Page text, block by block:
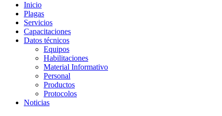
Inicio
Plagas
Servicios
Capacitaciones
Datos técnicos
Equipos
Habilitaciones
Material Informativo
Personal
Productos
Protocolos
Noticias